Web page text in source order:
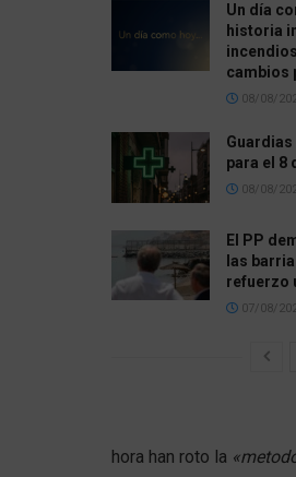
Un día
historia
cambios
08/08/
Guardias
para el 8
08/08/
El PP
las
refuerzo
07/08/
hora han roto la